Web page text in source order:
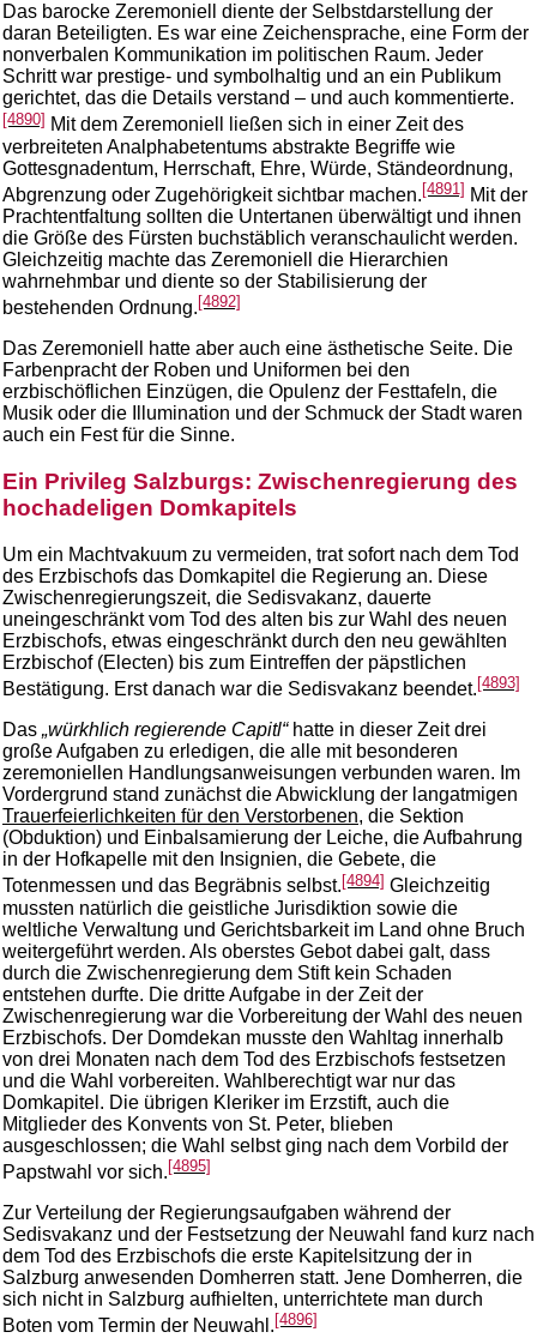
Das barocke Zeremoniell diente der Selbstdarstellung der
daran Beteiligten. Es war eine Zeichensprache, eine Form der
nonverbalen Kommunikation im politischen Raum. Jeder
Schritt war prestige- und symbolhaltig und an ein Publikum
gerichtet, das die Details verstand – und auch kommentierte.
[4890] Mit dem Zeremoniell ließen sich in einer Zeit des
verbreiteten Analphabetentums abstrakte Begriffe wie
Gottesgnadentum, Herrschaft, Ehre, Würde, Ständeordnung,
Abgrenzung oder Zugehörigkeit sichtbar machen. [4891] Mit der
Prachtentfaltung sollten die Untertanen überwältigt und ihnen
die Größe des Fürsten buchstäblich veranschaulicht werden.
Gleichzeitig machte das Zeremoniell die Hierarchien
wahrnehmbar und diente so der Stabilisierung der
bestehenden Ordnung. [4892]
Das Zeremoniell hatte aber auch eine ästhetische Seite. Die
Farbenpracht der Roben und Uniformen bei den
erzbischöflichen Einzügen, die Opulenz der Festtafeln, die
Musik oder die Illumination und der Schmuck der Stadt waren
auch ein Fest für die Sinne.
Ein Privileg Salzburgs: Zwischenregierung des
hochadeligen Domkapitels
Um ein Machtvakuum zu vermeiden, trat sofort nach dem Tod
des Erzbischofs das Domkapitel die Regierung an. Diese
Zwischenregierungszeit, die Sedisvakanz, dauerte
uneingeschränkt vom Tod des alten bis zur Wahl des neuen
Erzbischofs, etwas eingeschränkt durch den neu gewählten
Erzbischof (Electen) bis zum Eintreffen der päpstlichen
Bestätigung. Erst danach war die Sedisvakanz beendet. [4893]
Das „würkhlich regierende Capitl“hatte in dieser Zeit drei
große Aufgaben zu erledigen, die alle mit besonderen
zeremoniellen Handlungsanweisungen verbunden waren. Im
Vordergrund stand zunächst die Abwicklung der langatmigen
Trauerfeierlichkeiten für den Verstorbenen, die Sektion
(Obduktion) und Einbalsamierung der Leiche, die Aufbahrung
in der Hofkapelle mit den Insignien, die Gebete, die
Totenmessen und das Begräbnis selbst.[4894] Gleichzeitig
mussten natürlich die geistliche Jurisdiktion sowie die
weltliche Verwaltung und Gerichtsbarkeit im Land ohne Bruch
weitergeführt werden. Als oberstes Gebot dabei galt, dass
durch die Zwischenregierung dem Stift kein Schaden
entstehen durfte. Die dritte Aufgabe in der Zeit der
Zwischenregierung war die Vorbereitung der Wahl des neuen
Erzbischofs. Der Domdekan musste den Wahltag innerhalb
von drei Monaten nach dem Tod des Erzbischofs festsetzen
und die Wahl vorbereiten. Wahlberechtigt war nur das
Domkapitel. Die übrigen Kleriker im Erzstift, auch die
Mitglieder des Konvents von St. Peter, blieben
ausgeschlossen; die Wahl selbst ging nach dem Vorbild der
Papstwahl vor sich.[4895]
Zur Verteilung der Regierungsaufgaben während der
Sedisvakanz und der Festsetzung der Neuwahl fand kurz nach
dem Tod des Erzbischofs die erste Kapitelsitzung der in
Salzburg anwesenden Domherren statt. Jene Domherren, die
sich nicht in Salzburg aufhielten, unterrichtete man durch
Boten vom Termin der Neuwahl. [4896]